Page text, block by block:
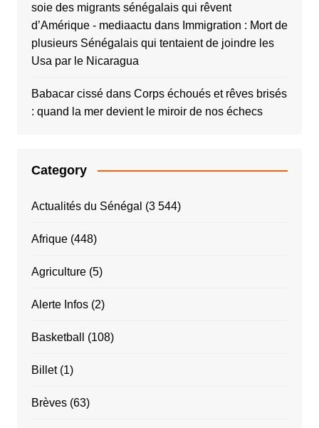
soie des migrants sénégalais qui rêvent
d’Amérique - mediaactu dans Immigration : Mort de
plusieurs Sénégalais qui tentaient de joindre les
Usa par le Nicaragua
Babacar cissédans Corps échoués et rêves brisés
: quand la mer devient le miroir de nos échecs
Category
Actualités du Sénégal (3 544)
Afrique(448)
Agriculture(5)
Alerte Infos(2)
Basketball (108)
Billet(1)
Brèves(63)